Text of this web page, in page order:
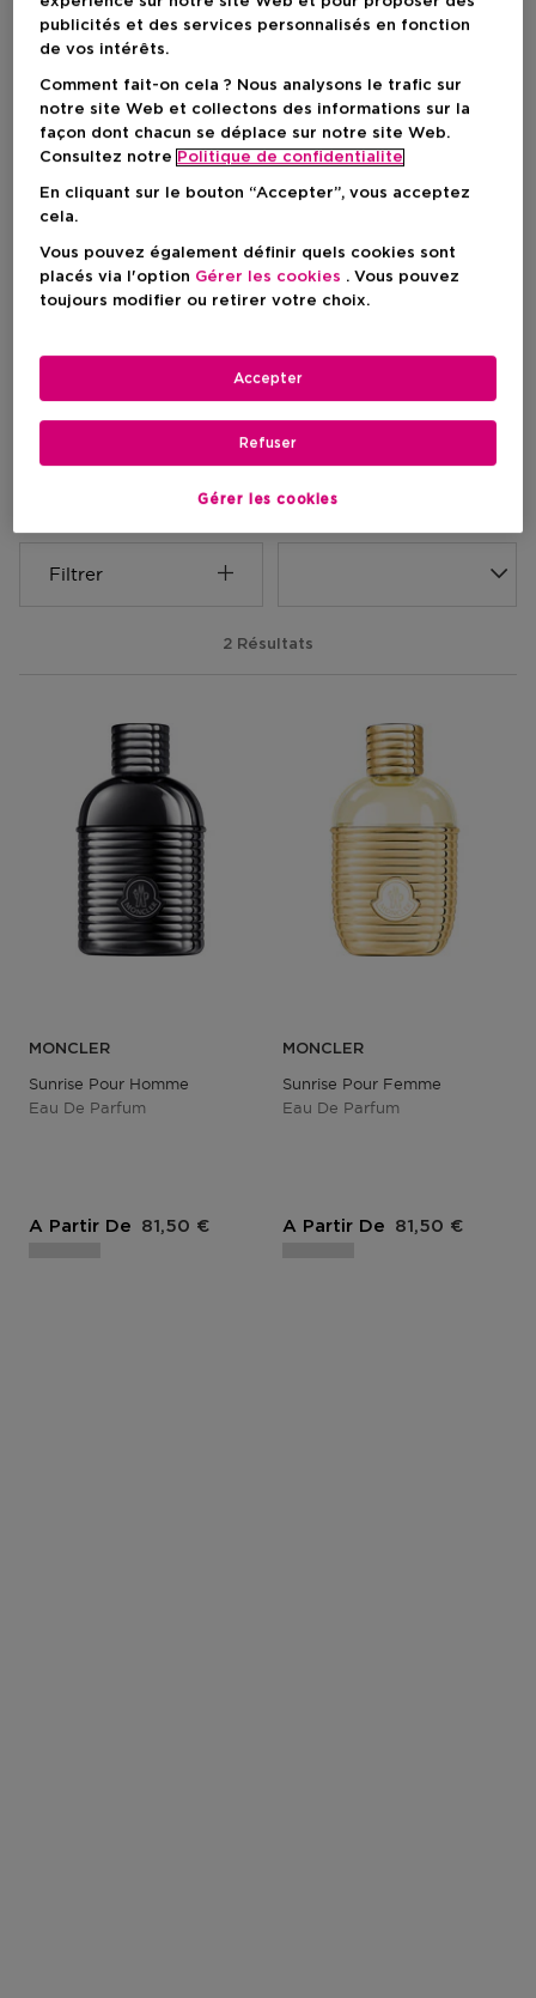
besoins du quotidien urbain.
MONCLER
Parfum
Filtrer
2 Résultats
MONCLER
Sunrise Pour Homme
Eau De Parfum
A Partir De Prix du produit
81,50 €
MONCLER
Sunrise Pour Femme
Eau De Parfum
A Partir De Prix du produit
81,50 €
publicités et des services personnalisés en fonction
de vos intérêts.
Comment fait-on cela ? Nous analysons le trafic sur
notre site Web et collectons des informations sur la
façon dont chacun se déplace sur notre site Web.
Consultez notre Politique de confidentialite
En cliquant sur le bouton “Accepter”, vous acceptez
cela.
Vous pouvez également définir quels cookies sont
placés via l'option Gérer les cookies . Vous pouvez
toujours modifier ou retirer votre choix.
Gérer les cookies
Refuser
Accepter